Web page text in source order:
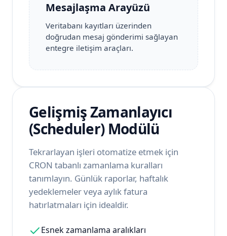
Mesajlaşma Arayüzü
Veritabanı kayıtları üzerinden
doğrudan mesaj gönderimi sağlayan
entegre iletişim araçları.
Gelişmiş Zamanlayıcı
(Scheduler) Modülü
Tekrarlayan işleri otomatize etmek için
CRON tabanlı zamanlama kuralları
tanımlayın. Günlük raporlar, haftalık
yedeklemeler veya aylık fatura
hatırlatmaları için idealdir.
Esnek zamanlama aralıkları